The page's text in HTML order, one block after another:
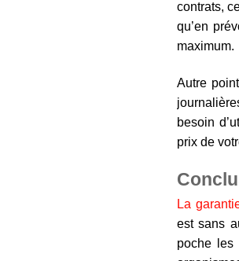
contrats,
qu’en
maximum.
Autre
besoin
prix de
La
est sans
poche les